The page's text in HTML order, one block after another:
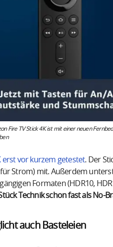
Fire TV Stick 4K ist mit einer neuen
erst vor kurzem getestet. Der
Strom) mit. Außerdem
Formaten (HDR10,
Technik schon fast als No-
auch Basteleien